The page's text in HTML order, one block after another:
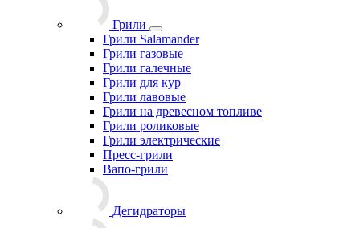
Грили
Грили Salamander
Грили газовые
Грили галечные
Грили для кур
Грили лавовые
Грили на древесном топливе
Грили роликовые
Грили электрические
Пресс-грили
Вапо-грили
Дегидраторы